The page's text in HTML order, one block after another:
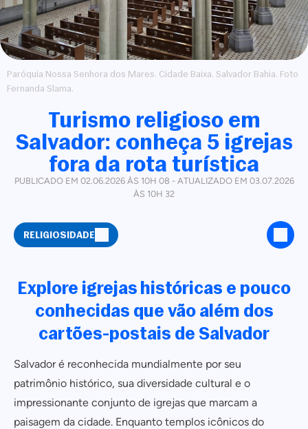
Paróquia Nossa Senhora dos Mares. Cidade Baixa. Salvador Bahia. Foto
Fernanda Slama.
Turismo religioso em
Salvador: conheça 5 igrejas
fora da rota turística
PUBLICADO EM 02.06.2026 ÀS 10H 08 - ATUALIZADO EM 03.07.2026
ÀS 10H 32
RELIGIOSIDADE
Explore igrejas históricas e pouco
conhecidas que vão além dos
cartões-postais de Salvador
Salvador é reconhecida mundialmente por seu
patrimônio histórico, sua diversidade cultural e o
impressionante conjunto de igrejas que marcam a
paisagem da cidade. Enquanto templos icônicos do